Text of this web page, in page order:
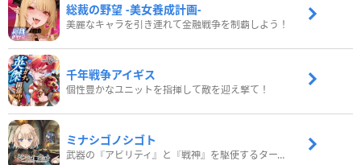
総裁の野望 -美女養成計画-
美麗なキャラを引き連れて金融戦争を制覇しよう！
千年戦争アイギス
個性豊かなユニットを指揮して敵を迎え撃て！
ミナシゴノシゴト
武器の『アビリティ』と『戦神』を駆使するターン制コマンドバトルRPG！